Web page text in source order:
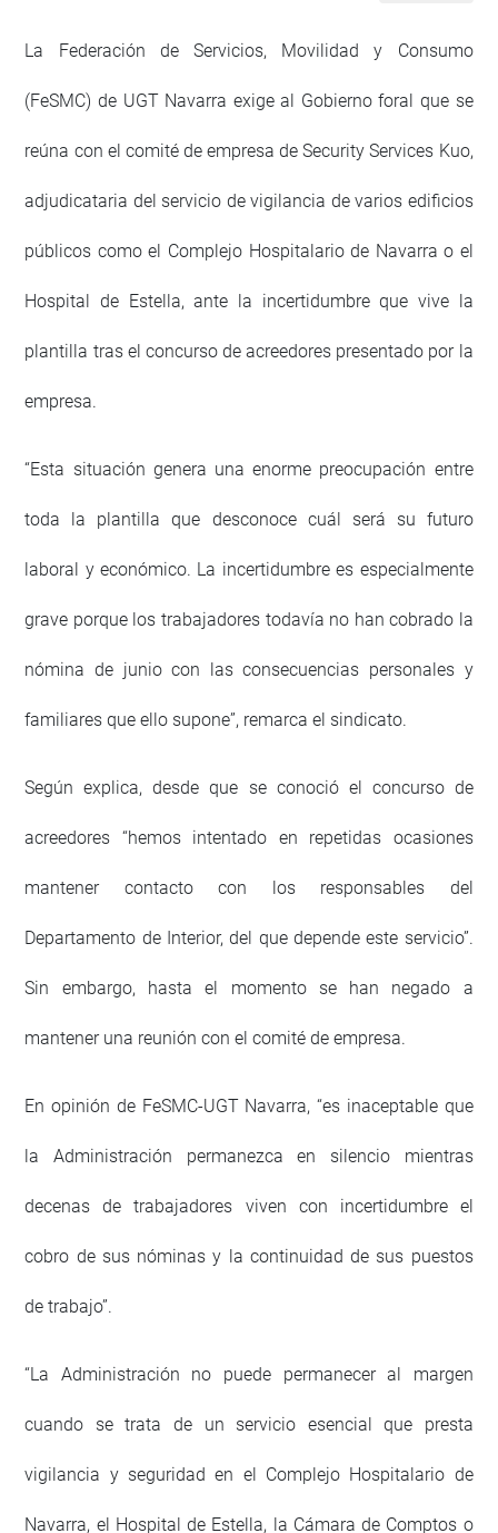
La Federación de Servicios, Movilidad y Consumo
(FeSMC) de UGT Navarra exige al Gobierno foral que se
reúna con el comité de empresa de Security Services Kuo,
adjudicataria del servicio de vigilancia de varios edificios
públicos como el Complejo Hospitalario de Navarra o el
Hospital de Estella, ante la incertidumbre que vive la
plantilla tras el concurso de acreedores presentado por la
empresa.
“Esta situación genera una enorme preocupación entre
toda la plantilla que desconoce cuál será su futuro
laboral y económico. La incertidumbre es especialmente
grave porque los trabajadores todavía no han cobrado la
nómina de junio con las consecuencias personales y
familiares que ello supone”, remarca el sindicato.
Según explica, desde que se conoció el concurso de
acreedores “hemos intentado en repetidas ocasiones
mantener contacto con los responsables del
Departamento de Interior, del que depende este servicio”.
Sin embargo, hasta el momento se han negado a
mantener una reunión con el comité de empresa.
En opinión de FeSMC-UGT Navarra, “es inaceptable que
la Administración permanezca en silencio mientras
decenas de trabajadores viven con incertidumbre el
cobro de sus nóminas y la continuidad de sus puestos
de trabajo”.
“La Administración no puede permanecer al margen
cuando se trata de un servicio esencial que presta
vigilancia y seguridad en el Complejo Hospitalario de
Navarra, el Hospital de Estella, la Cámara de Comptos o